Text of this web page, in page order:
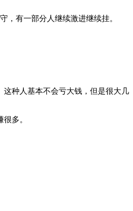
，有一部分人继续激进继续挂。
这种人基本不会亏大钱，但是很大几
多。